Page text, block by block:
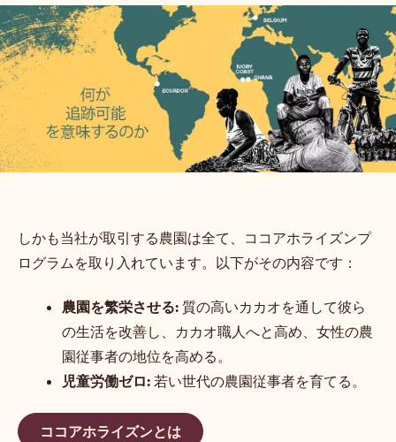
しかも当社が取引する農園は全て、ココアホライズンプ
ログラムを取り入れています。以下がその内容です：
農園を繁栄させる: 質の高いカカオを通して彼ら
の生活を改善し、カカオ職人へと高め、女性の農
園従事者の地位を高める。
児童労働ゼロ: 若い世代の農園従事者を育てる。
ココアホライズンとは